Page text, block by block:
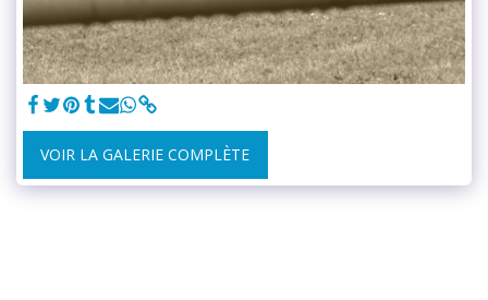
VOIR LA GALERIE COMPLÈTE